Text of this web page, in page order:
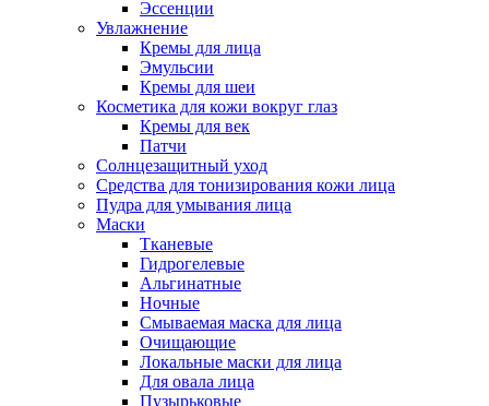
Эссенции
Увлажнение
Кремы для лица
Эмульсии
Кремы для шеи
Косметика для кожи вокруг глаз
Кремы для век
Патчи
Солнцезащитный уход
Средства для тонизирования кожи лица
Пудра для умывания лица
Маски
Тканевые
Гидрогелевые
Альгинатные
Ночные
Смываемая маска для лица
Очищающие
Локальные маски для лица
Для овала лица
Пузырьковые